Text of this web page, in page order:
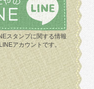
スタンプに関する情報
アカウントです。